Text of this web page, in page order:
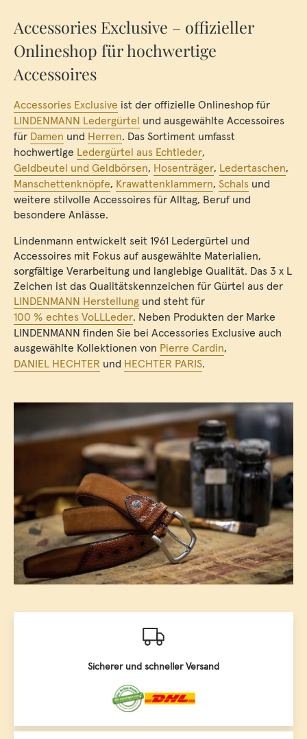
Accessories Exclusive – offizieller
Onlineshop für hochwertige
Accessoires
Accessories Exclusive ist der offizielle Onlineshop für
LINDENMANN Ledergürtel und ausgewählte Accessoires
für Damen und Herren. Das Sortiment umfasst
hochwertige Ledergürtel aus Echtleder,
Geldbeutel und Geldbörsen, Hosenträger, Ledertaschen,
Manschettenknöpfe, Krawattenklammern, Schals und
weitere stilvolle Accessoires für Alltag, Beruf und
besondere Anlässe.
Lindenmann entwickelt seit 1961 Ledergürtel und
Accessoires mit Fokus auf ausgewählte Materialien,
sorgfältige Verarbeitung und langlebige Qualität. Das 3 x L
Zeichen ist das Qualitätskennzeichen für Gürtel aus der
LINDENMANN Herstellung und steht für
100 % echtes VoLLLeder. Neben Produkten der Marke
LINDENMANN finden Sie bei Accessories Exclusive auch
ausgewählte Kollektionen von Pierre Cardin,
DANIEL HECHTER und HECHTER PARIS.
Sicherer und schneller Versand